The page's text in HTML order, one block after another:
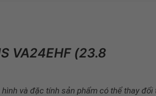
VA24EHF (23.8
và đặc tính sản phẩm có thể thay đổi